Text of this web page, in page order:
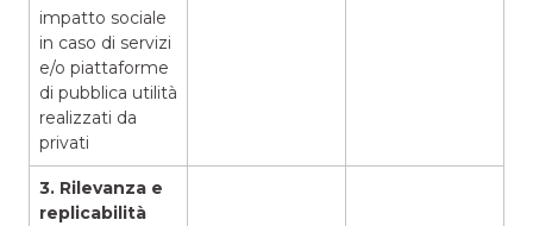
impatto sociale
in caso di servizi
e/o piattaforme
di pubblica utilità
realizzati da
privati
3. Rilevanza e
replicabilità